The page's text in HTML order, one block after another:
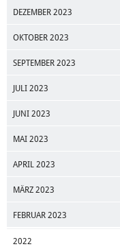
DEZEMBER 2023
OKTOBER 2023
SEPTEMBER 2023
JULI 2023
JUNI 2023
MAI 2023
APRIL 2023
MÄRZ 2023
FEBRUAR 2023
2022